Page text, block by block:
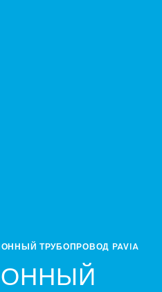
ТРУБОПРОВОД PAVIA